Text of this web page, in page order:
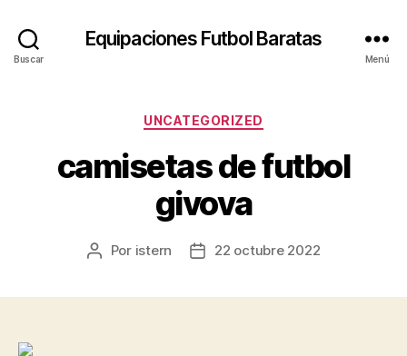
Buscar
Equipaciones Futbol Baratas
Menú
Categorías
UNCATEGORIZED
camisetas de futbol
givova
Autor
Por istern
Fecha22 octubre 2022